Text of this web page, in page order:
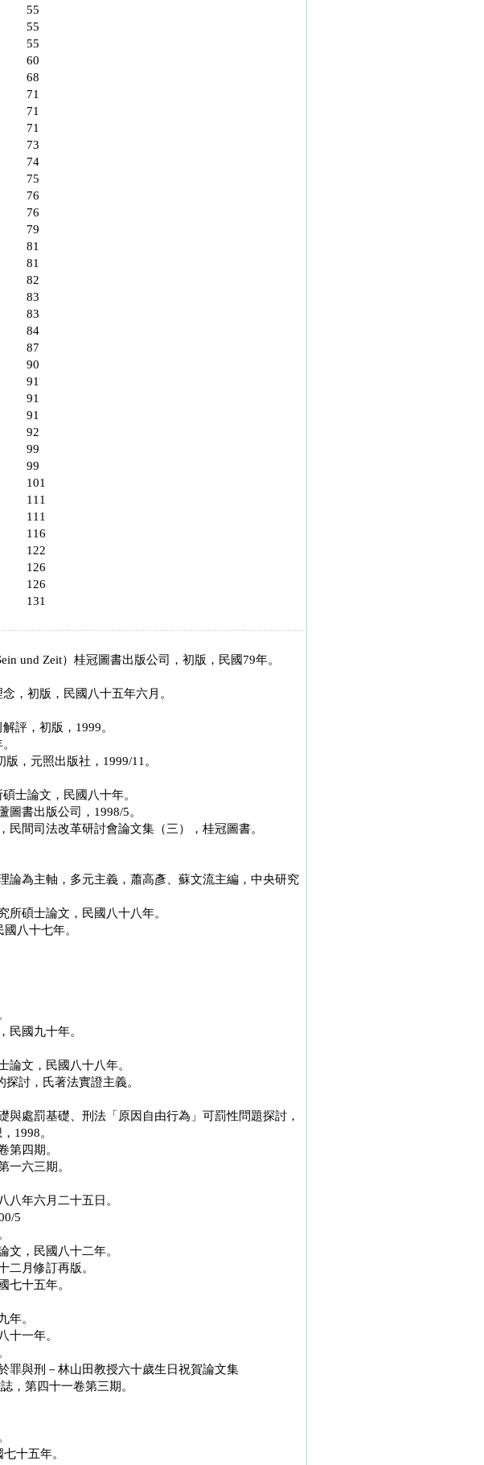
55
60
71
76
79
81
81
91
91
92
99
99
und Zeit）桂冠圖書出版公司，初版，民國79年。
，初版，民國八十五年六月。
評，初版，1999。
，元照出版社，1999/11。
士論文，民國八十年。
書出版公司，1998/5。
間司法改革研討會論文集（三），桂冠圖書。
論為主軸，多元主義，蕭高彥、蘇文流主編，中央研究
所碩士論文，民國八十八年。
八十七年。
民國九十年。
論文，民國八十八年。
討，氏著法實證主義。
處罰基礎、刑法「原因自由行為」可罰性問題探討，
1998。
第四期。
一六三期。
八年六月二十五日。
5
文，民國八十二年。
二月修訂再版。
七十五年。
年。
十一年。
罪與刑－林山田教授六十歲生日祝賀論文集
，第四十一卷第三期。
十五年。